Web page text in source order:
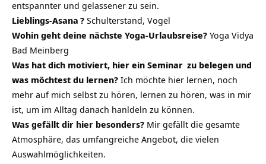
entspannter und gelassener zu sein.
Lieblings-Asana ? Schulterstand, Vogel
Wohin geht deine nächste Yoga-Urlaubsreise? Yoga Vidya
Bad Meinberg
Was hat dich motiviert, hier ein Seminar zu belegen und
was möchtest du lernen? Ich möchte hier lernen, noch
mehr auf mich selbst zu hören, lernen zu hören, was in mir
ist, um im Alltag danach hanldeln zu können.
Was gefällt dir hier besonders? Mir gefällt die gesamte
Atmosphäre, das umfangreiche Angebot, die vielen
Auswahlmöglichkeiten.